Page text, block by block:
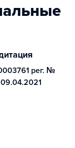
рег. №
09.04.2021